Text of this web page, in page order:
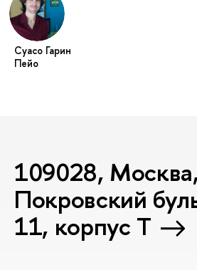
Суасо Гарин
Пейо
109028,
Покровский
11, корпус T